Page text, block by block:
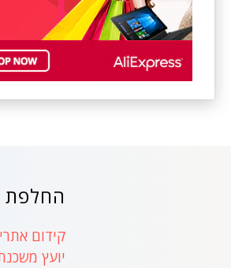
החלפת
קידום
יועץ